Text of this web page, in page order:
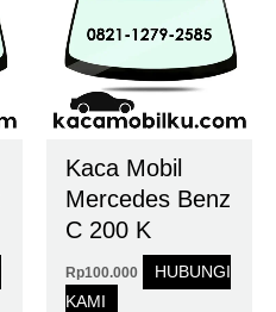
Kaca Mobil
Mercedes Benz
C 200 K
Rp100.000
HUBUNGI
KAMI